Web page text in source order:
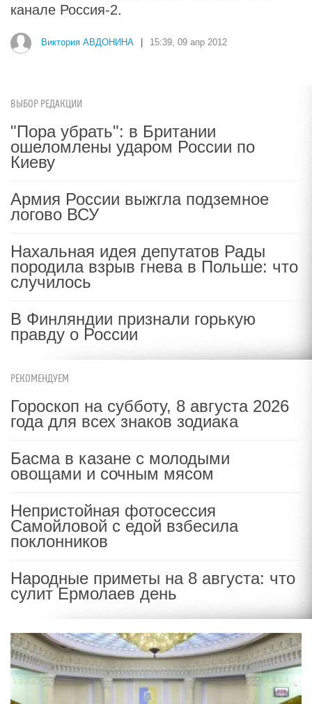
канале Россия-2.
Виктория АВДОНИНА 15:39, 09 апр 2012
ВЫБОР РЕДАКЦИИ
"Пора убрать": в Британии
ошеломлены ударом России по
Киеву
Армия России выжгла подземное
логово ВСУ
Нахальная идея депутатов Рады
породила взрыв гнева в Польше: что
случилось
В Финляндии признали горькую
правду о России
РЕКОМЕНДУЕМ
Гороскоп на субботу, 8 августа 2026
года для всех знаков зодиака
Басма в казане с молодыми
овощами и сочным мясом
Непристойная фотосессия
Самойловой с едой взбесила
поклонников
Народные приметы на 8 августа: что
сулит Ермолаев день